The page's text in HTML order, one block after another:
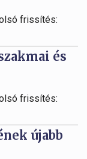
frissítés:
és
frissítés:
újabb